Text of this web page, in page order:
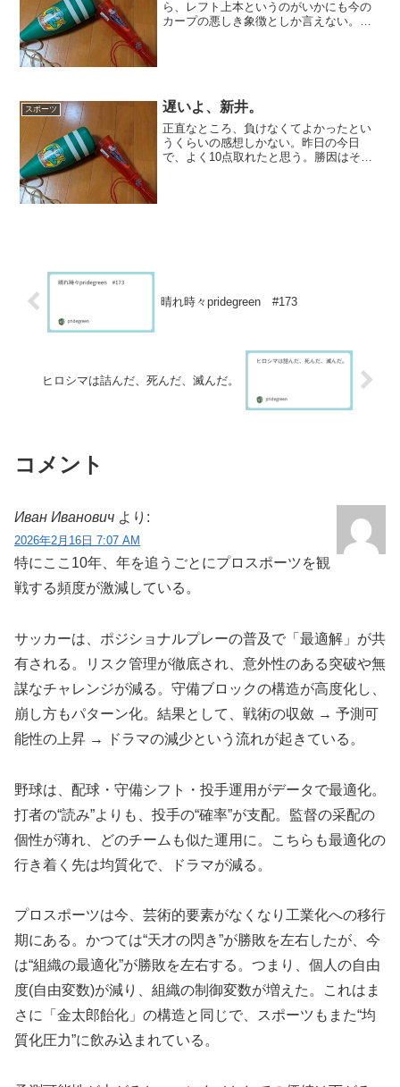
ら、レフト上本というのがいかにも今の
カープの悪しき象徴としか言えない。そ
スポーツ 遅いよ、新井。
正直なところ、負けなくてよかったとい
うくらいの感想しかない。昨日の今日
で、よく10点取れたと思う。勝因はそれ
晴れ時々pridegreen #173
ヒロシマは詰んだ、死んだ、滅んだ。
コメント
Иван Иванович より:
2026年2月16日 7:07 AM
特にここ10年、年を追うごとにプロスポーツを観
戦する頻度が激減している。
サッカーは、ポジショナルプレーの普及で「最適解」が共
有される。リスク管理が徹底され、意外性のある突破や無
謀なチャレンジが減る。守備ブロックの構造が高度化し、
崩し方もパターン化。結果として、戦術の収斂 → 予測可
能性の上昇 → ドラマの減少という流れが起きている。
野球は、配球・守備シフト・投手運用がデータで最適化。
打者の“読み”よりも、投手の“確率”が支配。監督の采配の
個性が薄れ、どのチームも似た運用に。こちらも最適化の
行き着く先は均質化で、ドラマが減る。
プロスポーツは今、芸術的要素がなくなり工業化への移行
期にある。かつては“天才の閃き”が勝敗を左右したが、今
は“組織の最適化”が勝敗を左右する。つまり、個人の自由
度(自由変数)が減り、組織の制御変数が増えた。これはま
さに「金太郎飴化」の構造と同じで、スポーツもまた“均
質化圧力”に飲み込まれている。